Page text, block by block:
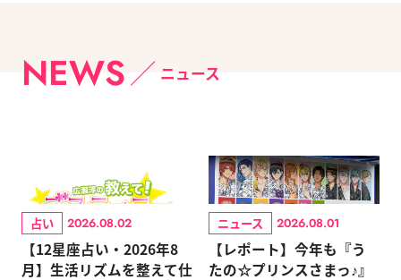
NEWS ニュース
占い 2026.08.02
【12星座占い・2026年8
月】生活リズムを整えて仕
ニュース 2026.08.01
【レポート】今年も『う
たの☆プリンスさまっ♪』